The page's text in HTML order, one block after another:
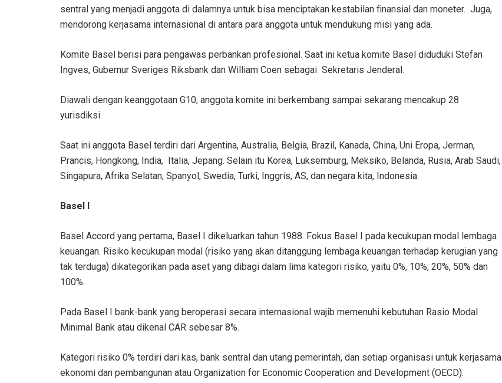
sentral yang menjadi anggota di dalamnya untuk bisa menciptakan kestabilan finansial dan moneter. Juga,
mendorong kerjasama internasional di antara para anggota untuk mendukung misi yang ada.
Komite Basel berisi para pengawas perbankan profesional. Saat ini ketua komite Basel diduduki Stefan
Ingves, Gubernur Sveriges Riksbank dan William Coen sebagai Sekretaris Jenderal.
Diawali dengan keanggotaan G10, anggota komite ini berkembang sampai sekarang mencakup 28
yurisdiksi.
Saat ini anggota Basel terdiri dari Argentina, Australia, Belgia, Brazil, Kanada, China, Uni Eropa, Jerman,
Prancis, Hongkong, India, Italia, Jepang. Selain itu Korea, Luksemburg, Meksiko, Belanda, Rusia, Arab Saudi,
Singapura, Afrika Selatan, Spanyol, Swedia, Turki, Inggris, AS, dan negara kita, Indonesia.
Basel I
Basel Accord yang pertama, Basel I dikeluarkan tahun 1988. Fokus Basel I pada kecukupan modal lembaga
keuangan. Risiko kecukupan modal (risiko yang akan ditanggung lembaga keuangan terhadap kerugian yang
tak terduga) dikategorikan pada aset yang dibagi dalam lima kategori risiko, yaitu 0%, 10%, 20%, 50% dan
100%.
Pada Basel I bank-bank yang beroperasi secara internasional wajib memenuhi kebutuhan Rasio Modal
Minimal Bank atau dikenal CAR sebesar 8%.
Kategori risiko 0% terdiri dari kas, bank sentral dan utang pemerintah, dan setiap organisasi untuk kerjasama
ekonomi dan pembangunan atau Organization for Economic Cooperation and Development (OECD).